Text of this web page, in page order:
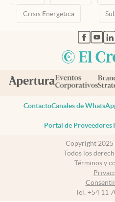
Crisis Energetica
abre
ContactoCanales de
Portal de Proveedores
Copyright 2025
Todos los
Términos y
Tel: +54 11